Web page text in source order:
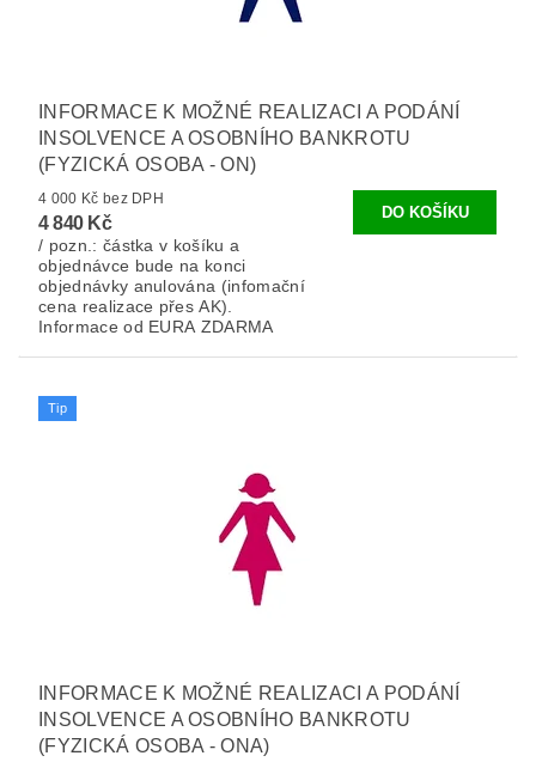
INFORMACE K MOŽNÉ REALIZACI A PODÁNÍ
INSOLVENCE A OSOBNÍHO BANKROTU
(FYZICKÁ OSOBA - ON)
4 000 Kč bez DPH
4 840 Kč
/ pozn.: částka v košíku a
objednávce bude na konci
objednávky anulována (infomační
cena realizace přes AK).
Informace od EURA ZDARMA
Tip
INFORMACE K MOŽNÉ REALIZACI A PODÁNÍ
INSOLVENCE A OSOBNÍHO BANKROTU
(FYZICKÁ OSOBA - ONA)